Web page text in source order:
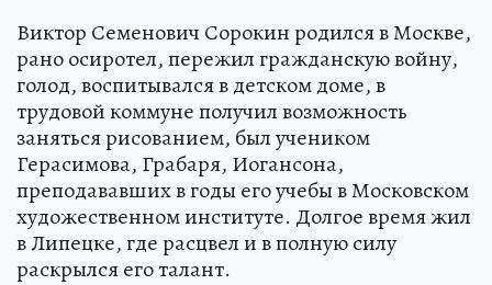
Виктор Семенович Сорокин родился в Москве,
рано осиротел, пережил гражданскую войну,
голод, воспитывался в детском доме, в
трудовой коммуне получил возможность
заняться рисованием, был учеником
Герасимова, Грабаря, Иогансона,
преподававших в годы его учебы в Московском
художественном институте. Долгое время жил
в Липецке, где расцвел и в полную силу
раскрылся его талант.